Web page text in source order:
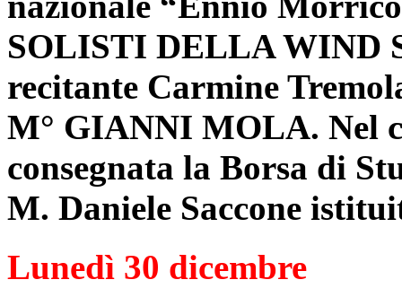
SOLISTI DELLA WIND
recitante Carmine
M° GIANNI MOLA. Nel
consegnata la Borsa di
M. Daniele Saccone
Lunedì 30 dicembre